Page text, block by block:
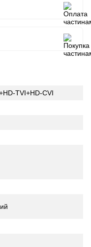
TVI+HD-CVI